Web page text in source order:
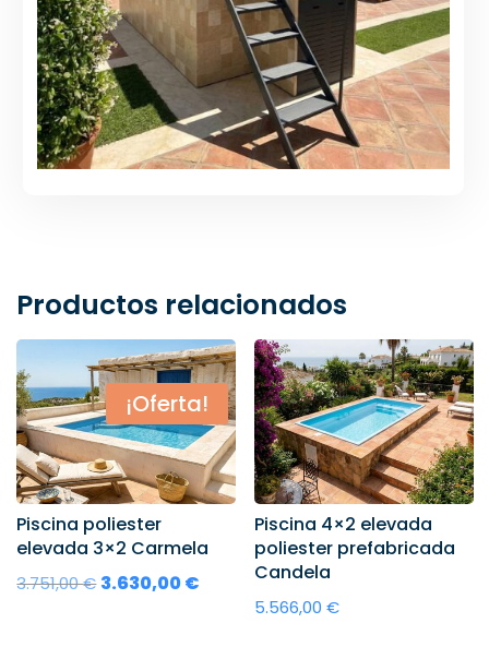
Productos relacionados
¡Oferta!
Piscina poliester
elevada 3×2 Carmela
3.751,00€ El
3.630,00€El
Piscina 4×2 elevada
poliester prefabricada
Candela
5.566,00 €